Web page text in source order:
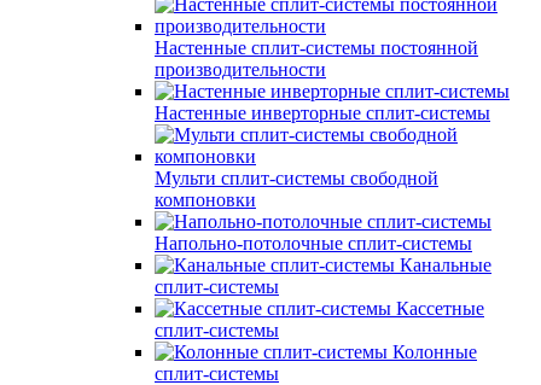
Настенные сплит-системы постоянной
производительности
Настенные инверторные сплит-системы
Мульти сплит-системы свободной
компоновки
Напольно-потолочные сплит-системы
Канальные
сплит-системы
Кассетные
сплит-системы
Колонные
сплит-системы